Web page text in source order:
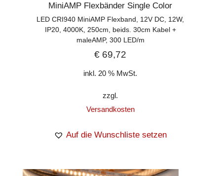
MiniAMP Flexbänder Single Color
LED CRI940 MiniAMP Flexband, 12V DC, 12W,
IP20, 4000K, 250cm, beids. 30cm Kabel +
maleAMP, 300 LED/m
€ 69,72
inkl. 20 % MwSt.
zzgl.
Versandkosten
Auf die Wunschliste setzen